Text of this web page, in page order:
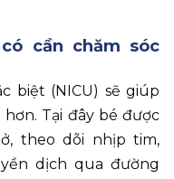
cần chăm sóc
biệt (NICU) sẽ giúp
Tại đây bé được
theo dõi nhịp tim,
dịch qua đường